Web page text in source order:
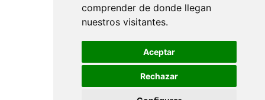
comprender de donde llegan
nuestros visitantes.
Aceptar
Rechazar